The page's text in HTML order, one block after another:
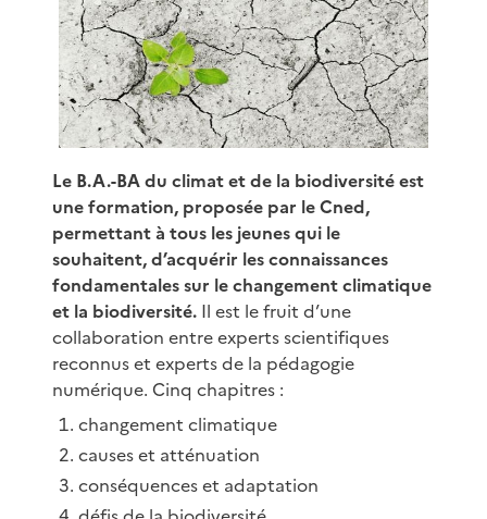
Le B.A.-BA du climat et de la biodiversité est
une formation, proposée par le Cned,
permettant à tous les jeunes qui le
souhaitent, d’acquérir les connaissances
fondamentales sur le changement climatique
et la biodiversité. Il est le fruit d’une
collaboration entre experts scientifiques
reconnus et experts de la pédagogie
numérique. Cinq chapitres :
changement climatique
causes et atténuation
conséquences et adaptation